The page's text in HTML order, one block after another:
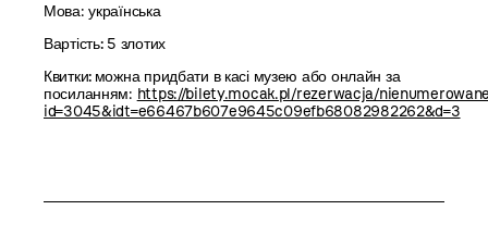
Мова: українська
Вартість:5 злотих
Квитки: можна придбати в касі музею або онлайн за
посиланням: https://bilety.mocak.pl/rezerwacja/
id=3045&idt=e66467b607e9645c09efb68082982262&d=3